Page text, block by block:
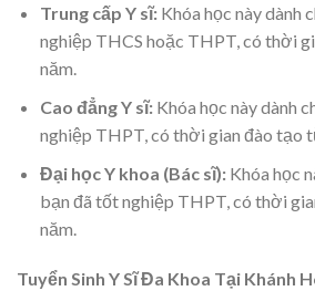
Trung cấp Y sĩ:Khóa học này dành
nghiệp THCS hoặc THPT, có thời
năm.
Cao đẳng Y sĩ:Khóa học này dành
nghiệp THPT, có thời gian đào tạo
Đại học Y khoa (Bác sĩ):Khóa học
bạn đã tốt nghiệp THPT, có thời
năm.
Tuyển Sinh Y Sĩ Đa Khoa Tại Khánh